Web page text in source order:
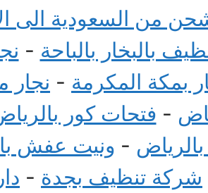
من السعودية الى
بالبخار بالباحة -
بمكة المكرمة - نجار
- فتحات كور
- ونيت عفش
شركة تنظيف بجدة -